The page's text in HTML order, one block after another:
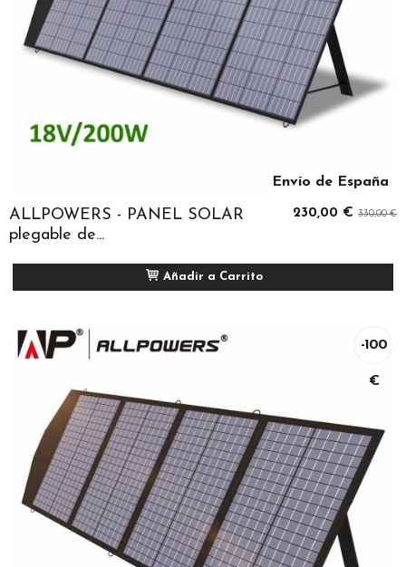
Envío de España
ALLPOWERS - PANEL SOLAR
plegable de...
230,00 € 330,00 €
Añadir a Carrito
-100
€